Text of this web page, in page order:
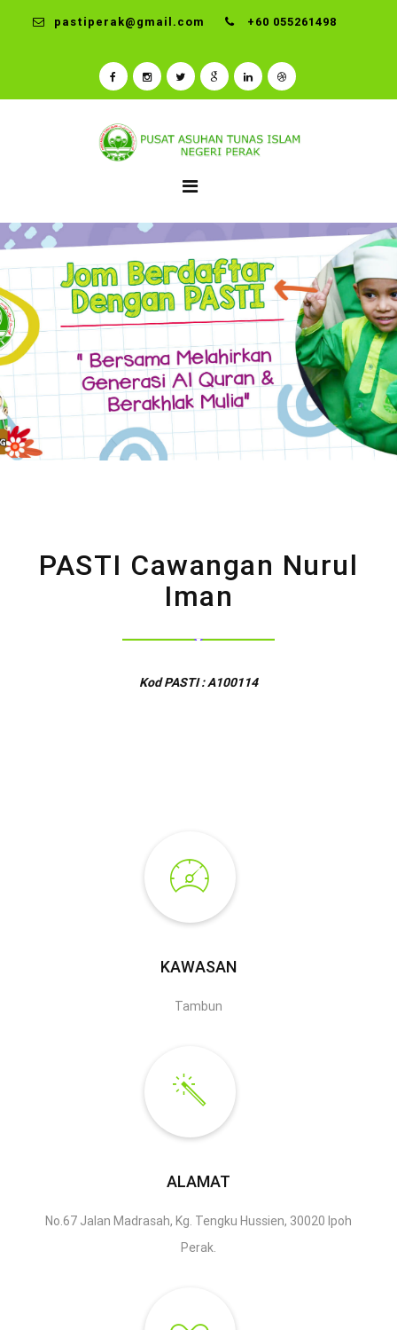
pastiperak@gmail.com +60 055261498
PASTI Cawangan Nurul
Iman
Kod PASTI : A100114
KAWASAN
Tambun
ALAMAT
No.67 Jalan Madrasah, Kg. Tengku Hussien, 30020 Ipoh
Perak.